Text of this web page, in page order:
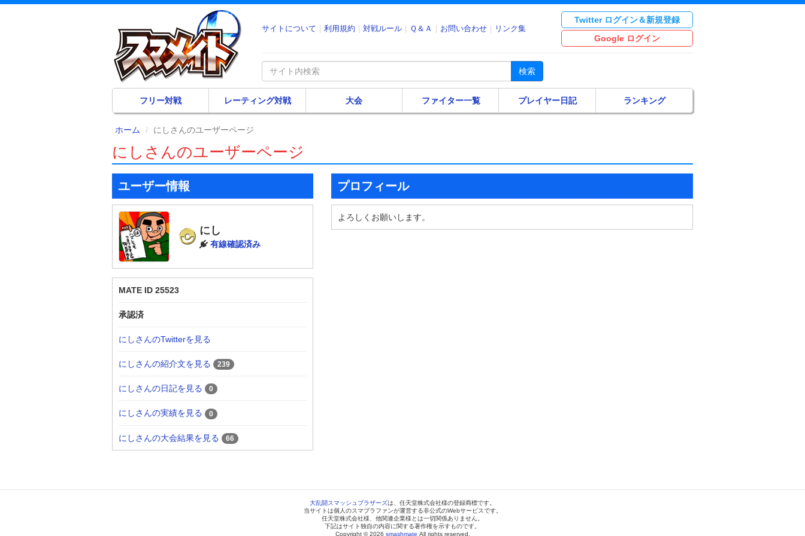
サイトについて 利用規約 対戦ルール Ｑ＆Ａ お問い合わせ リンク集
Twitter ログイン＆新規登録
Google ログイン
検索
フリー対戦 レーティング対戦 大会 ファイター一覧 プレイヤー日記 ランキング
ホーム にしさんのユーザーページ
にしさんのユーザーページ
ユーザー情報
にし
有線確認済み
MATE ID 25523
承認済
にしさんのTwitterを見る
にしさんの紹介文を見る 239
にしさんの日記を見る 0
にしさんの実績を見る 0
にしさんの大会結果を見る 66
プロフィール
よろしくお願いします。
大乱闘スマッシュブラザーズは、任天堂株式会社様の登録商標です。
当サイトは個人のスマブラファンが運営する非公式のWebサービスです。
任天堂株式会社様、他関連企業様とは一切関係ありません。
下記はサイト独自の内容に関する著作権を示すものです。
Copyright © 2026 smashmate All rights reserved.